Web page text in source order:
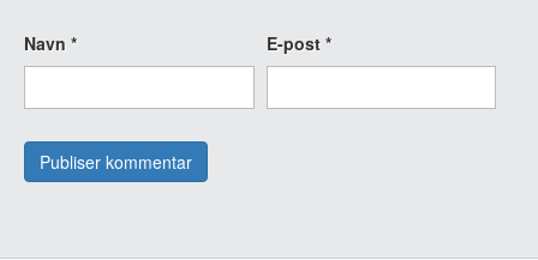
Navn * E-post *